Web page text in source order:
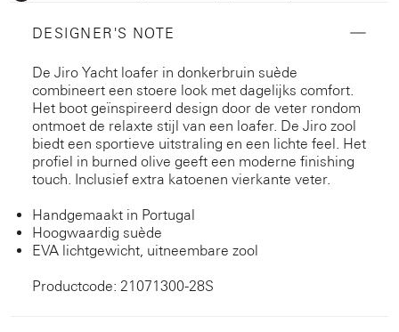
DESIGNER'S NOTE
De Jiro Yacht loafer in donkerbruin suède
combineert een stoere look met dagelijks comfort.
Het boot geïnspireerd design door de veter rondom
ontmoet de relaxte stijl van een loafer. De Jiro zool
biedt een sportieve uitstraling en een lichte feel. Het
profiel in burned olive geeft een moderne finishing
touch. Inclusief extra katoenen vierkante veter.
Handgemaakt in Portugal
Hoogwaardig suède
EVA lichtgewicht, uitneembare zool
Productcode: 21071300-28S